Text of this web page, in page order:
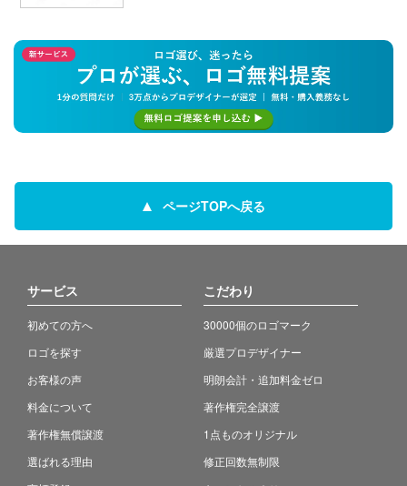
ページTOPへ戻る
サービス
初めての方へ
ロゴを探す
お客様の声
料金について
著作権無償譲渡
選ばれる理由
こだわり
30000個のロゴマーク
厳選プロデザイナー
明朗会計・追加料金ゼロ
著作権完全譲渡
1点ものオリジナル
修正回数無制限